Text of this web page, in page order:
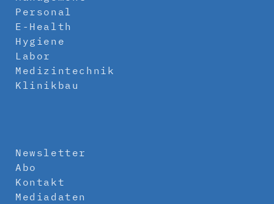
Personal
E-Health
Hygiene
Labor
Medizintechnik
Klinikbau
Newsletter
Abo
Kontakt
Mediadaten